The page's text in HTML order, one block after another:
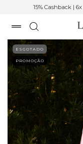
15% Cashback |
ESGOTADO
PROMOÇÃO